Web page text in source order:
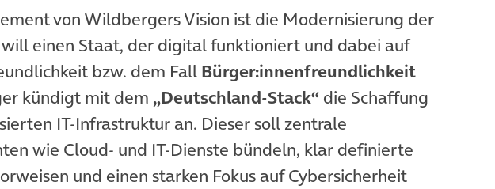
von Wildbergers Vision ist die Modernisierung der
einen Staat, der digital funktioniert und dabei auf
bzw. dem Fall Bürger:innenfreundlichkeit
kündigt mit dem „Deutschland-Stack“ die Schaffung
IT-Infrastruktur an. Dieser soll zentrale
wie Cloud- und IT-Dienste bündeln, klar definierte
und einen starken Fokus auf Cybersicherheit